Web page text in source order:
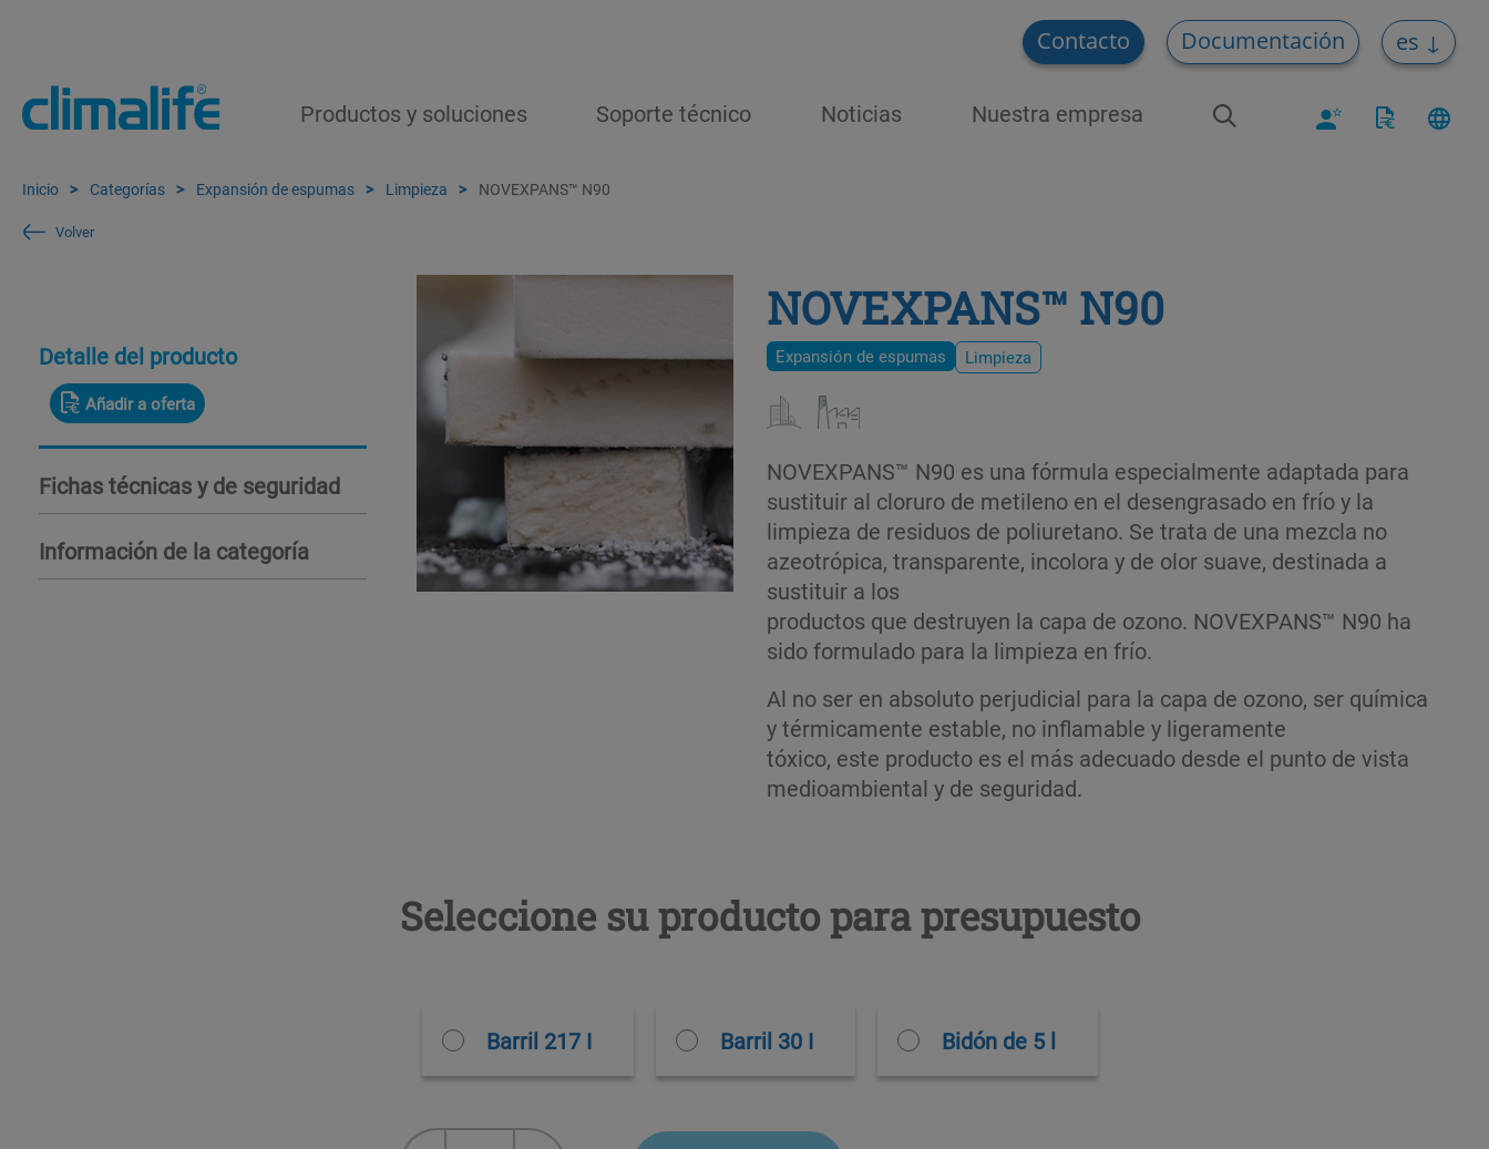
Contacto Documentación es
Productos y soluciones Soporte técnico Noticias Nuestra empresa
Inicio Categorías Expansión de espumas Limpieza NOVEXPANS™ N90
Volver
Detalle del producto
Añadir a oferta
Fichas técnicas y de seguridad
Información de la categoría
NOVEXPANS™ N90
Expansión de espumas Limpieza
NOVEXPANS™ N90 es una fórmula especialmente adaptada para
sustituir al cloruro de metileno en el desengrasado en frío y la
limpieza de residuos de poliuretano. Se trata de una mezcla no
azeotrópica, transparente, incolora y de olor suave, destinada a
sustituir a los
productos que destruyen la capa de ozono. NOVEXPANS™ N90 ha
sido formulado para la limpieza en frío.
Al no ser en absoluto perjudicial para la capa de ozono, ser química
y térmicamente estable, no inflamable y ligeramente
tóxico, este producto es el más adecuado desde el punto de vista
medioambiental y de seguridad.
Seleccione su producto para presupuesto
Barril 217 I Barril 30 I Bidón de 5 l
NOVEXPANS™